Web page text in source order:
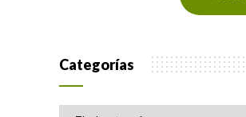
Categorías